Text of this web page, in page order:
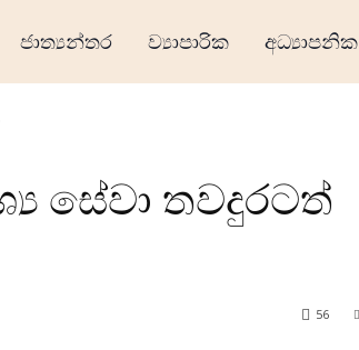
ජාත්‍යන්තර ව්‍යාපාරික අධ්‍යාපනික
සේවා තවදුරටත්
56